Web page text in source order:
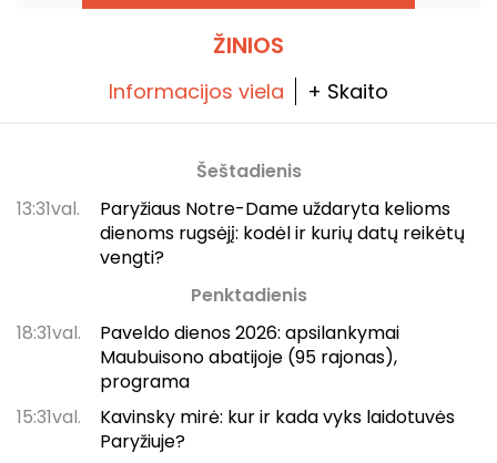
ŽINIOS
Informacijos viela + Skaito
Šeštadienis
13:31val.
Paryžiaus Notre-Dame uždaryta kelioms
dienoms rugsėjį: kodėl ir kurių datų reikėtų
vengti?
Penktadienis
18:31val.
Paveldo dienos 2026: apsilankymai
Maubuisono abatijoje (95 rajonas),
programa
15:31val.
Kavinsky mirė: kur ir kada vyks laidotuvės
Paryžiuje?